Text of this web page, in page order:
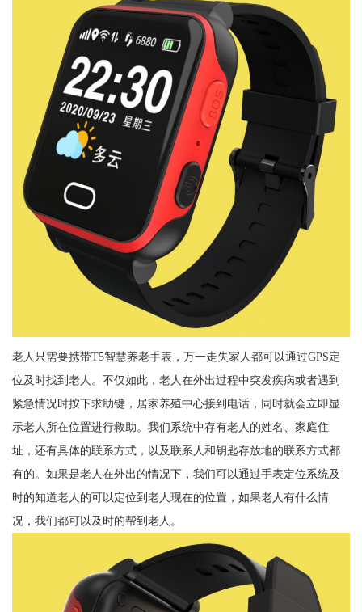
老人只需要携带T5智慧养老手表，万一走失家人都可以通过GPS定
位及时找到老人。不仅如此，老人在外出过程中突发疾病或者遇到
紧急情况时按下求助键，居家养殖中心接到电话，同时就会立即显
示老人所在位置进行救助。我们系统中存有老人的姓名、家庭住
址，还有具体的联系方式，以及联系人和钥匙存放地的联系方式都
有的。如果是老人在外出的情况下，我们可以通过手表定位系统及
时的知道老人的可以定位到老人现在的位置，如果老人有什么情
况，我们都可以及时的帮到老人。